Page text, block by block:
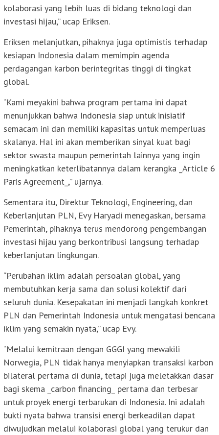
kolaborasi yang lebih luas di bidang teknologi dan
investasi hijau,” ucap Eriksen.
Eriksen melanjutkan, pihaknya juga optimistis terhadap
kesiapan Indonesia dalam memimpin agenda
perdagangan karbon berintegritas tinggi di tingkat
global.
“Kami meyakini bahwa program pertama ini dapat
menunjukkan bahwa Indonesia siap untuk inisiatif
semacam ini dan memiliki kapasitas untuk memperluas
skalanya. Hal ini akan memberikan sinyal kuat bagi
sektor swasta maupun pemerintah lainnya yang ingin
meningkatkan keterlibatannya dalam kerangka _Article 6
Paris Agreement_,” ujarnya.
Sementara itu, Direktur Teknologi, Engineering, dan
Keberlanjutan PLN, Evy Haryadi menegaskan, bersama
Pemerintah, pihaknya terus mendorong pengembangan
investasi hijau yang berkontribusi langsung terhadap
keberlanjutan lingkungan.
“Perubahan iklim adalah persoalan global, yang
membutuhkan kerja sama dan solusi kolektif dari
seluruh dunia. Kesepakatan ini menjadi langkah konkret
PLN dan Pemerintah Indonesia untuk mengatasi bencana
iklim yang semakin nyata,” ucap Evy.
“Melalui kemitraan dengan GGGI yang mewakili
Norwegia, PLN tidak hanya menyiapkan transaksi karbon
bilateral pertama di dunia, tetapi juga meletakkan dasar
bagi skema _carbon financing_ pertama dan terbesar
untuk proyek energi terbarukan di Indonesia. Ini adalah
bukti nyata bahwa transisi energi berkeadilan dapat
diwujudkan melalui kolaborasi global yang terukur dan